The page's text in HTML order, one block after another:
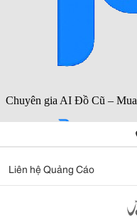
Liên hệ Quảng Cáo